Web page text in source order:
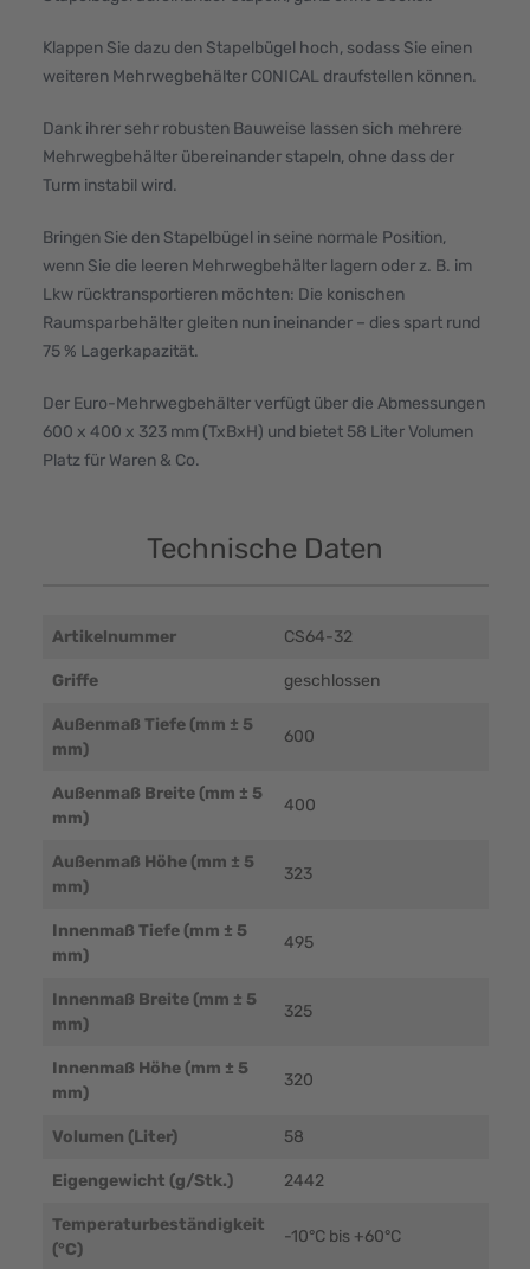
Klappen Sie dazu den Stapelbügel hoch, sodass Sie einen
weiteren Mehrwegbehälter CONICAL draufstellen können.
Dank ihrer sehr robusten Bauweise lassen sich mehrere
Mehrwegbehälter übereinander stapeln, ohne dass der
Turm instabil wird.
Bringen Sie den Stapelbügel in seine normale Position,
wenn Sie die leeren Mehrwegbehälter lagern oder z. B. im
Lkw rücktransportieren möchten: Die konischen
Raumsparbehälter gleiten nun ineinander – dies spart rund
75 % Lagerkapazität.
Der Euro-Mehrwegbehälter verfügt über die Abmessungen
600 x 400 x 323 mm (TxBxH) und bietet 58 Liter Volumen
Platz für Waren & Co.
Technische Daten
Artikelnummer CS64-32
Griffe geschlossen
Außenmaß Tiefe (mm ± 5
mm)
600
Außenmaß Breite (mm ± 5
mm)
400
Außenmaß Höhe (mm ± 5
mm)
323
Innenmaß Tiefe (mm ± 5
mm)
495
Innenmaß Breite (mm ± 5
mm)
325
Innenmaß Höhe (mm ± 5
mm)
320
Volumen (Liter) 58
Eigengewicht (g/Stk.) 2442
Temperaturbeständigkeit
(°C)
-10°C bis +60°C